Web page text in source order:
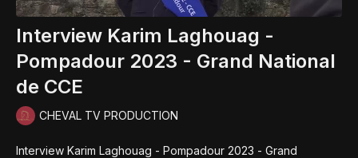
Interview Karim Laghouag -
Pompadour 2023 - Grand National
de CCE
CHEVAL TV PRODUCTION
Interview Karim Laghouag - Pompadour 2023 - Grand